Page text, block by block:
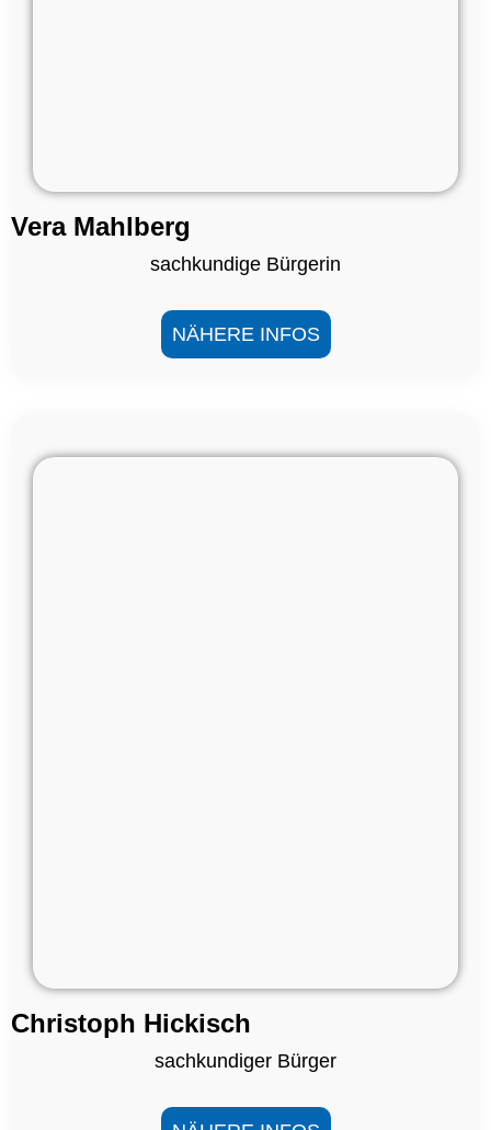
Vera Mahlberg
sachkundige Bürgerin
NÄHERE INFOS
Christoph Hickisch
sachkundiger Bürger